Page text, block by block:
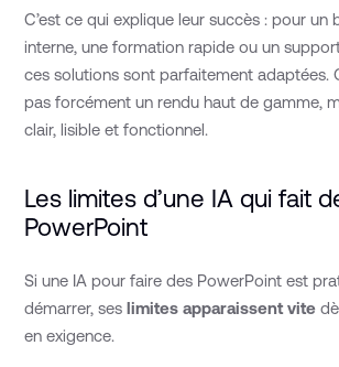
C’est ce qui explique leur succès : pour un
interne, une formation rapide ou un
ces solutions sont parfaitement adaptées.
pas forcément un rendu haut de gamme,
clair, lisible et fonctionnel.
Les limites d’une IA qui fait
PowerPoint
Si une IA pour faire des PowerPoint est
démarrer, seslimites apparaissent vite
en exigence.